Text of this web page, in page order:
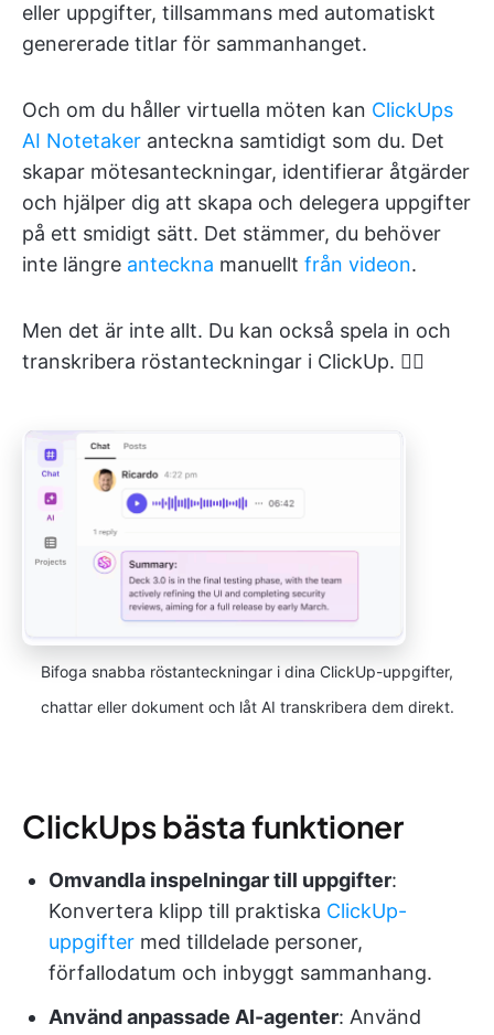
eller uppgifter, tillsammans med automatiskt
genererade titlar för sammanhanget.
Och om du håller virtuella möten kan ClickUps
AI Notetaker anteckna samtidigt som du. Det
skapar mötesanteckningar, identifierar åtgärder
och hjälper dig att skapa och delegera uppgifter
på ett smidigt sätt. Det stämmer, du behöver
inte längre anteckna manuellt från videon.
Men det är inte allt. Du kan också spela in och
transkribera röstanteckningar i ClickUp. 👇🏼
Bifoga snabba röstanteckningar i dina ClickUp-uppgifter,
chattar eller dokument och låt AI transkribera dem direkt.
ClickUps bästa funktioner
Omvandla inspelningar till uppgifter:
Konvertera klipp till praktiska ClickUp-
uppgifter med tilldelade personer,
förfallodatum och inbyggt sammanhang.
Använd anpassade AI-agenter: Använd